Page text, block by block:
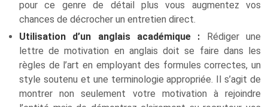
pour ce genre de détail plus vous augmentez vos
chances de décrocher un entretien direct.
Utilisation d’un anglais académique : Rédiger une
lettre de motivation en anglais doit se faire dans les
règles de l’art en employant des formules correctes, un
style soutenu et une terminologie appropriée. Il s’agit de
montrer non seulement votre motivation à rejoindre